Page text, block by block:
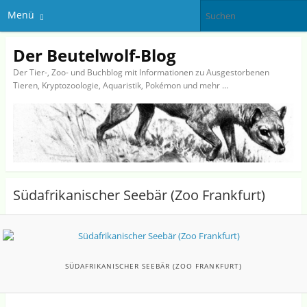
Menü
Der Beutelwolf-Blog
Der Tier-, Zoo- und Buchblog mit Informationen zu Ausgestorbenen
Tieren, Kryptozoologie, Aquaristik, Pokémon und mehr …
Südafrikanischer Seebär (Zoo Frankfurt)
SÜDAFRIKANISCHER SEEBÄR (ZOO FRANKFURT)